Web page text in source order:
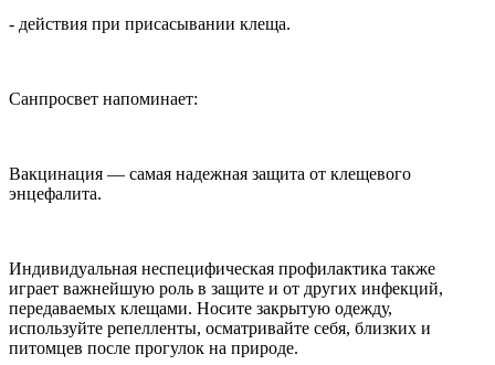
- действия при присасывании клеща.
Санпросвет напоминает:
Вакцинация — самая надежная защита от клещевого
энцефалита.
Индивидуальная неспецифическая профилактика также
играет важнейшую роль в защите и от других инфекций,
передаваемых клещами. Носите закрытую одежду,
используйте репелленты, осматривайте себя, близких и
питомцев после прогулок на природе.